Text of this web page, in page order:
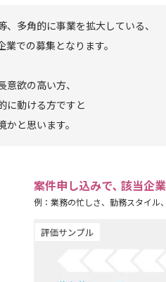
、多角的に事業を拡大している、
での募集となります。
意欲の高い方、
に動ける方ですと
と思います。
案件申し込みで､ 該当企
例：業務の忙しさ、勤務スタイル